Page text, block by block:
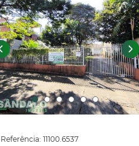
Referência: 11100.6537